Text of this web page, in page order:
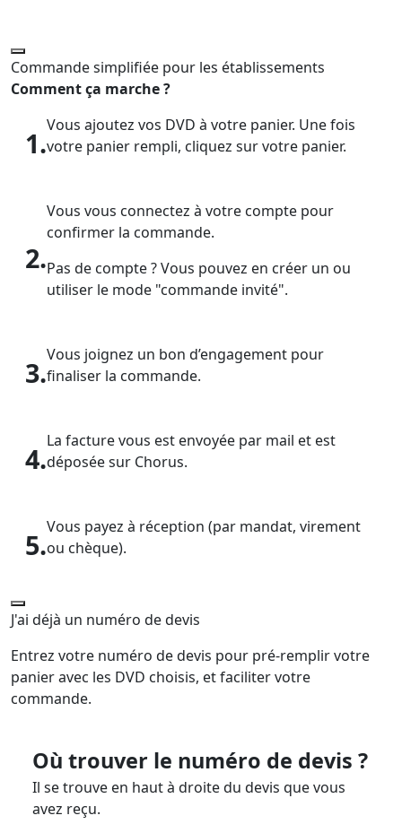
Commande simplifiée pour les établissements
Comment ça marche ?
1.
Vous ajoutez vos DVD à votre panier. Une fois
votre panier rempli, cliquez sur votre panier.
2.
Vous vous connectez à votre compte pour
confirmer la commande.
Pas de compte ? Vous pouvez en créer un ou
utiliser le mode "commande invité".
3.
Vous joignez un bon d’engagement pour
finaliser la commande.
4.
La facture vous est envoyée par mail et est
déposée sur Chorus.
5.
Vous payez à réception (par mandat, virement
ou chèque).
J'ai déjà un numéro de devis
Entrez votre numéro de devis pour pré-remplir votre
panier avec les DVD choisis, et faciliter votre
commande.
Où trouver le numéro de devis ?
Il se trouve en haut à droite du devis que vous
avez reçu.